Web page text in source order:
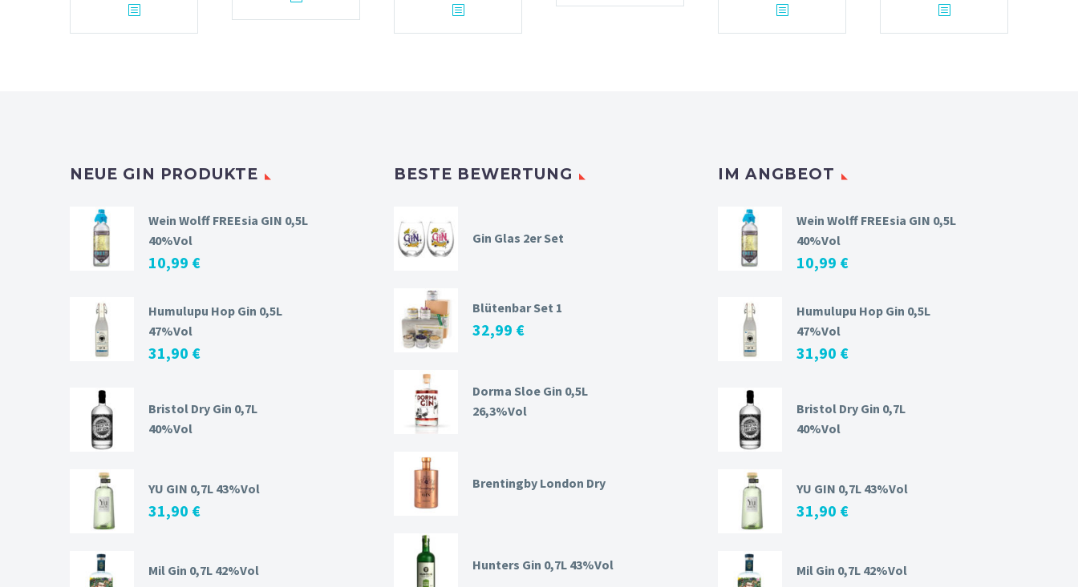
NEUE GIN PRODUKTE
Wein Wolff FREEsia GIN 0,5L
40%Vol
10,99 €
Humulupu Hop Gin 0,5L
47%Vol
31,90 €
Bristol Dry Gin 0,7L
40%Vol
YU GIN 0,7L 43%Vol
31,90 €
Mil Gin 0,7L 42%Vol
BESTE BEWERTUNG
Gin Glas 2er Set
Blütenbar Set 1
32,99 €
Dorma Sloe Gin 0,5L
26,3%Vol
Brentingby London Dry
Hunters Gin 0,7L 43%Vol
IM ANGBEOT
Wein Wolff FREEsia GIN 0,5L
40%Vol
10,99 €
Humulupu Hop Gin 0,5L
47%Vol
31,90 €
Bristol Dry Gin 0,7L
40%Vol
YU GIN 0,7L 43%Vol
31,90 €
Mil Gin 0,7L 42%Vol